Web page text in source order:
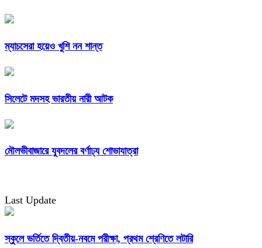
ম্যাচসেরা হয়েও খুশি নন শান্ত
সিলেটে মদসহ ভারতীয় নারী আটক
মৌলভীবাজারে যুবদলের বর্ণাঢ্য শোভাযাত্রা
Last Update
স্কুলে ভর্তিতে দ্বিতীয়-নবমে পরীক্ষা, প্রথম শ্রেণিতে লটারি